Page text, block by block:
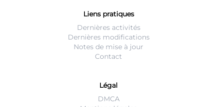
Liens pratiques
Dernières activités
Dernières modifications
Notes de mise à jour
Contact
Légal
DMCA